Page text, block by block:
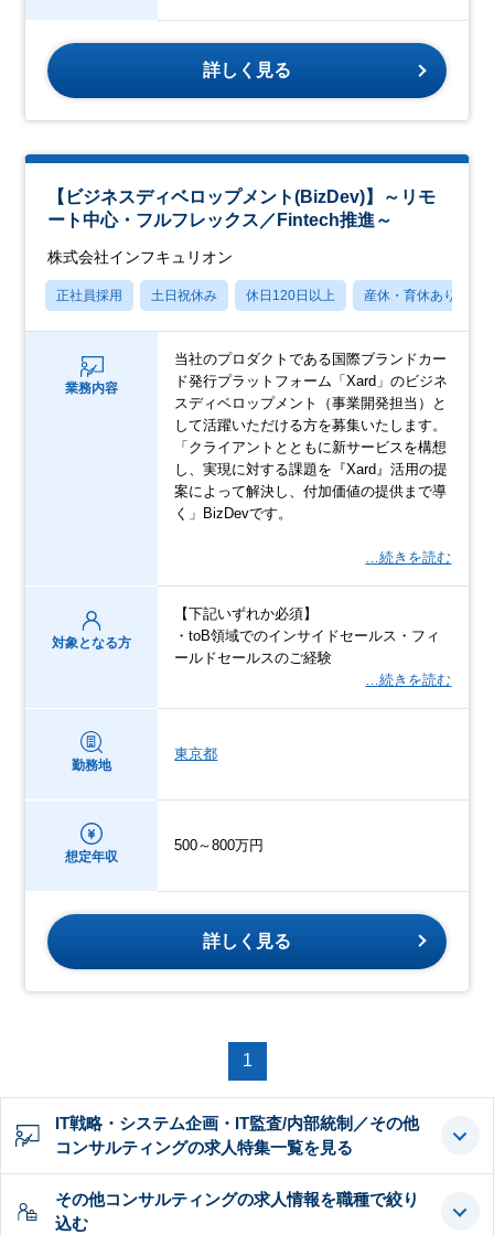
詳しく見る
【ビジネスディベロップメント(BizDev)】～リモ
ート中心・フルフレックス／Fintech推進～
株式会社インフキュリオン
正社員採用 土日祝休み 休日120日以上 産休・育休あり
業務内容
当社のプロダクトである国際ブランドカー
ド発行プラットフォーム「Xard」のビジネ
スディベロップメント（事業開発担当）と
して活躍いただける方を募集いたします。
「クライアントとともに新サービスを構想
し、実現に対する課題を『Xard』活用の提
案によって解決し、付加価値の提供まで導
く」BizDevです。
…続きを読む
対象となる方
【下記いずれか必須】
・toB領域でのインサイドセールス・フィ
ールドセールスのご経験
…続きを読む
勤務地
東京都
想定年収
500～800万円
詳しく見る
1
IT戦略・システム企画・IT監査/内部統制／その他
コンサルティングの求人特集一覧を見る
その他コンサルティングの求人情報を職種で絞り
込む